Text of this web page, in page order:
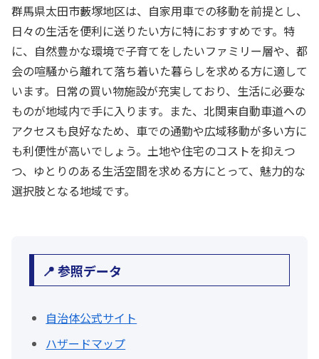
群馬県太田市藪塚地区は、自家用車での移動を前提とし、
日々の生活を便利に送りたい方に特におすすめです。特
に、自然豊かな環境で子育てをしたいファミリー層や、都
会の喧騒から離れて落ち着いた暮らしを求める方に適して
います。日常の買い物施設が充実しており、生活に必要な
ものが地域内で手に入ります。また、北関東自動車道への
アクセスも良好なため、車での通勤や広域移動が多い方に
も利便性が高いでしょう。土地や住宅のコストを抑えつ
つ、ゆとりのある生活空間を求める方にとって、魅力的な
選択肢となる地域です。
📍 参照データ
自治体公式サイト
ハザードマップ